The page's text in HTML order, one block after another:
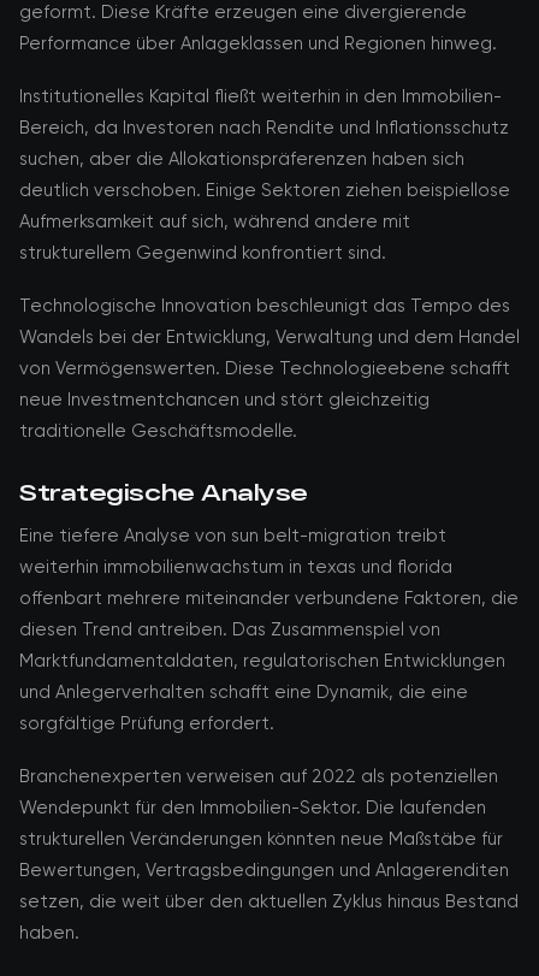
geformt. Diese Kräfte erzeugen eine divergierende
Performance über Anlageklassen und Regionen hinweg.
Institutionelles Kapital fließt weiterhin in den Immobilien-
Bereich, da Investoren nach Rendite und Inflationsschutz
suchen, aber die Allokationspräferenzen haben sich
deutlich verschoben. Einige Sektoren ziehen beispiellose
Aufmerksamkeit auf sich, während andere mit
strukturellem Gegenwind konfrontiert sind.
Technologische Innovation beschleunigt das Tempo des
Wandels bei der Entwicklung, Verwaltung und dem Handel
von Vermögenswerten. Diese Technologieebene schafft
neue Investmentchancen und stört gleichzeitig
traditionelle Geschäftsmodelle.
Strategische Analyse
Eine tiefere Analyse von sun belt-migration treibt
weiterhin immobilienwachstum in texas und florida
offenbart mehrere miteinander verbundene Faktoren, die
diesen Trend antreiben. Das Zusammenspiel von
Marktfundamentaldaten, regulatorischen Entwicklungen
und Anlegerverhalten schafft eine Dynamik, die eine
sorgfältige Prüfung erfordert.
Branchenexperten verweisen auf 2022 als potenziellen
Wendepunkt für den Immobilien-Sektor. Die laufenden
strukturellen Veränderungen könnten neue Maßstäbe für
Bewertungen, Vertragsbedingungen und Anlagerenditen
setzen, die weit über den aktuellen Zyklus hinaus Bestand
haben.